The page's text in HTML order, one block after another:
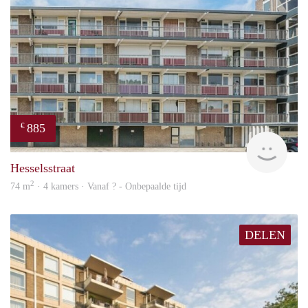
€ 885
rent
Hesselsstraat
74 m2 · 4 kamers · Vanaf ? - Onbepaalde tijd
DELEN